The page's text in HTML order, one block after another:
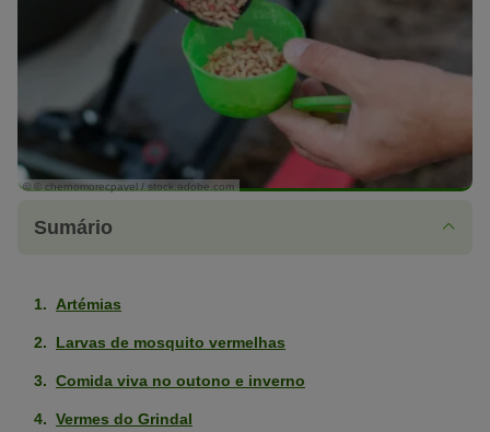
© © chernomorecpavel / stock.adobe.com
Sumário
Artémias
Larvas de mosquito vermelhas
Comida viva no outono e inverno
Vermes do Grindal